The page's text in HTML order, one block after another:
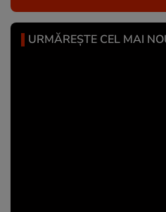
URMĂREȘTE CEL MAI